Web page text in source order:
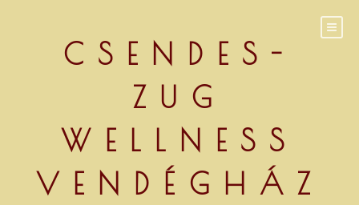
CSENDES-
ZUG
WELLNESS
VENDÉGHÁZ